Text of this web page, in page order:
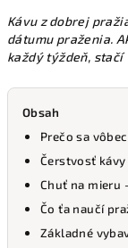
Kávu z dobrej
dátumu praženia.
každý týždeň, stačí
Obsah
Prečo sa
Čerstvosť kávy
Chuť na mieru
Čo ťa naučí
Základné